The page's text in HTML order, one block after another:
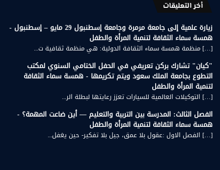
أخر التعليقات
زيارة علمية إلى جامعة مرمرة وجامعة إسطنبول 29 مايو – إسطنبول -
همسة سماء الثقافة لتنمية المرأة والطفل
[…] منظمة همسة سماء الثقافة الدولية: هي منظمة ثقافية ت...
"كيان" تشارك بركن تعريفي في الحفل الختامي السنوي لمكتب
التطوع بجامعة الملك سعود ويتم تكريمها - همسة سماء الثقافة
لتنمية المرأة والطفل
[…] التوكيلات العالمية للسيارات تعزز رعايتها لبطلة الر...
الفصل الثالث: المدرسة بين التربية والتعليم — أين ضاعت المهمة؟ -
همسة سماء الثقافة لتنمية المرأة والطفل
[…] الفصل الاول :عقول بلا عمق، جيل بلا تفكير- حين يغفل...